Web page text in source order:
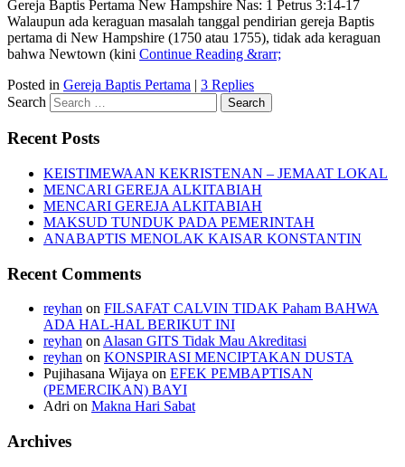
Gereja Baptis Pertama New Hampshire Nas: 1 Petrus 3:14-17
Walaupun ada keraguan masalah tanggal pendirian gereja Baptis
pertama di New Hampshire (1750 atau 1755), tidak ada keraguan
bahwa Newtown (kini Continue Reading &rarr;
Posted in Gereja Baptis Pertama | 3 Replies
Search
Recent Posts
KEISTIMEWAAN KEKRISTENAN – JEMAAT LOKAL
MENCARI GEREJA ALKITABIAH
MENCARI GEREJA ALKITABIAH
MAKSUD TUNDUK PADA PEMERINTAH
ANABAPTIS MENOLAK KAISAR KONSTANTIN
Recent Comments
reyhan on FILSAFAT CALVIN TIDAK Paham BAHWA
ADA HAL-HAL BERIKUT INI
reyhan onAlasan GITS Tidak Mau Akreditasi
reyhan on KONSPIRASI MENCIPTAKAN DUSTA
Pujihasana Wijaya on EFEK PEMBAPTISAN
(PEMERCIKAN) BAYI
Adri on Makna Hari Sabat
Archives